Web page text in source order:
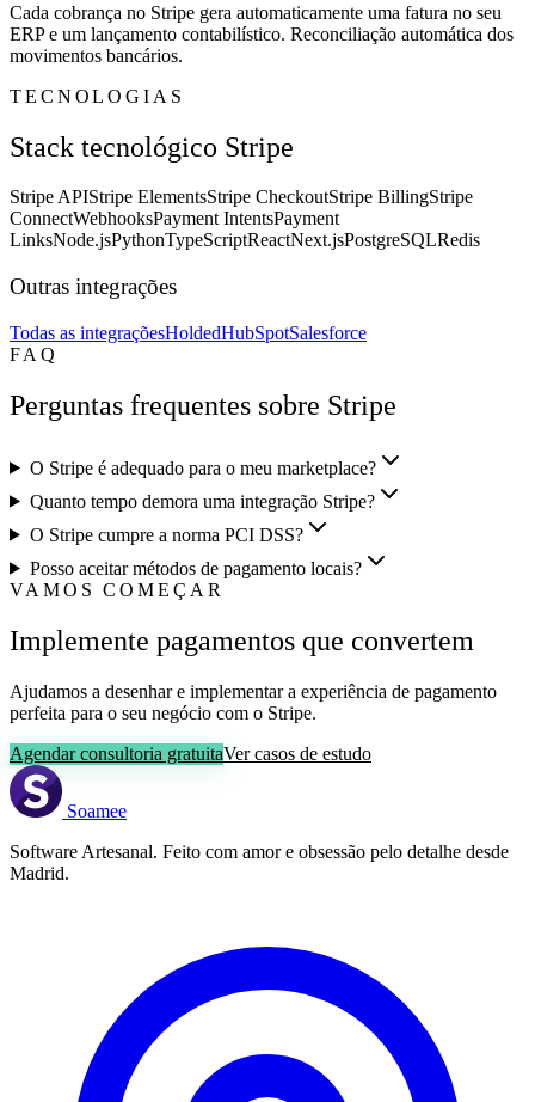
Cada cobrança no Stripe gera automaticamente uma fatura no seu
ERP e um lançamento contabilístico. Reconciliação automática dos
movimentos bancários.
TECNOLOGIAS
Stack tecnológico Stripe
Stripe APIStripe ElementsStripe CheckoutStripe BillingStripe
ConnectWebhooksPayment IntentsPayment
LinksNode.jsPythonTypeScriptReactNext.jsPostgreSQLRedis
Outras integrações
Todas as integraçõesHoldedHubSpotSalesforce
FAQ
Perguntas frequentes sobre Stripe
O Stripe é adequado para o meu marketplace?
Quanto tempo demora uma integração Stripe?
O Stripe cumpre a norma PCI DSS?
Posso aceitar métodos de pagamento locais?
VAMOS COMEÇAR
Implemente pagamentos que convertem
Ajudamos a desenhar e implementar a experiência de pagamento
perfeita para o seu negócio com o Stripe.
Agendar consultoria gratuitaVer casos de estudo
Soamee
Software Artesanal. Feito com amor e obsessão pelo detalhe desde
Madrid.